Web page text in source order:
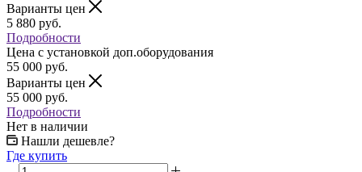
Варианты цен
5 880 руб.
Подробности
Цена c установкой доп.оборудования
55 000 руб.
Варианты цен
55 000 руб.
Подробности
Нет в наличии
Нашли дешевле?
Где купить